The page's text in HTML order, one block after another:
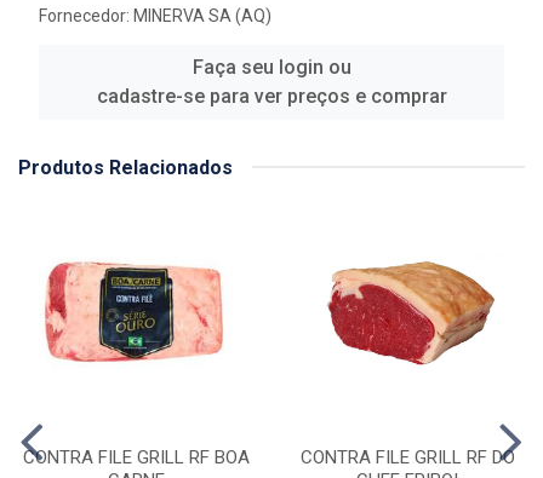
Fornecedor: MINERVA SA (AQ)
Faça seu login ou
cadastre-se para ver preços e comprar
Produtos Relacionados
CONTRA FILE GRILL RF BOA
CONTRA FILE GRILL RF DO